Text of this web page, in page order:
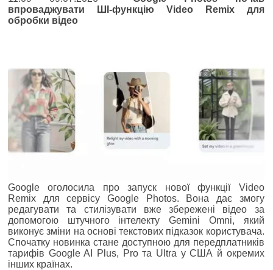
впроваджувати ШІ-функцію Video Remix для
обробки відео
Google оголосила про запуск нової функції Video
Remix для сервісу Google Photos. Вона дає змогу
редагувати та стилізувати вже збережені відео за
допомогою штучного інтелекту Gemini Omni, який
виконує зміни на основі текстових підказок користувача.
Спочатку новинка стане доступною для передплатників
тарифів Google AI Plus, Pro та Ultra у США й окремих
інших країнах.